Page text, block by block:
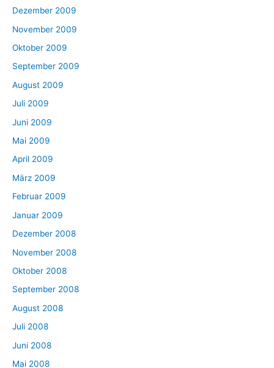
Dezember 2009
November 2009
Oktober 2009
September 2009
August 2009
Juli 2009
Juni 2009
Mai 2009
April 2009
März 2009
Februar 2009
Januar 2009
Dezember 2008
November 2008
Oktober 2008
September 2008
August 2008
Juli 2008
Juni 2008
Mai 2008